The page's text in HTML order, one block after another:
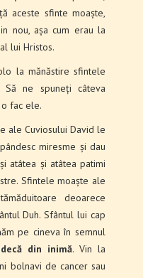
aceste sfinte moaște,
nou, așa cum erau la
lui Hristos.
la mănăstire sfintele
Să ne spuneți câteva
fac ele.
ale Cuviosului David le
miresme și dau
atâtea și atâtea patimi
Sfintele moaște ale
deoarece
Duh. Sfântul lui cap
pe cineva în semnul
din inimă. Vin la
bolnavi de cancer sau